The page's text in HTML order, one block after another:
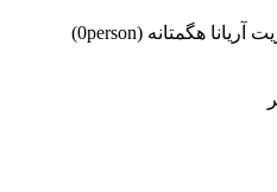
هگمتانه (0person)